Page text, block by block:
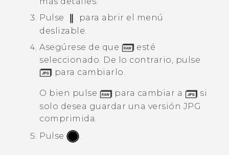
Pulse
para abrir el menú
deslizable.
Asegúrese de que
esté
seleccionado. De lo contrario, pulse
para cambiarlo.
O bien pulse para cambiar a
si
solo desea guardar una versión JPG
comprimida.
Pulse